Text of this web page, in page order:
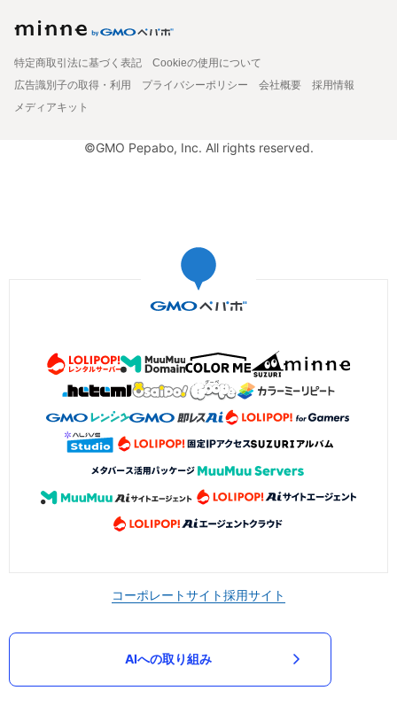
特定商取引法に基づく表記
Cookieの使用について
広告識別子の取得・利用
プライバシーポリシー 会社概要
採用情報
メディアキット
©GMO Pepabo, Inc. All rights reserved.
コーポレートサイト採用サイト
AIへの取り組み